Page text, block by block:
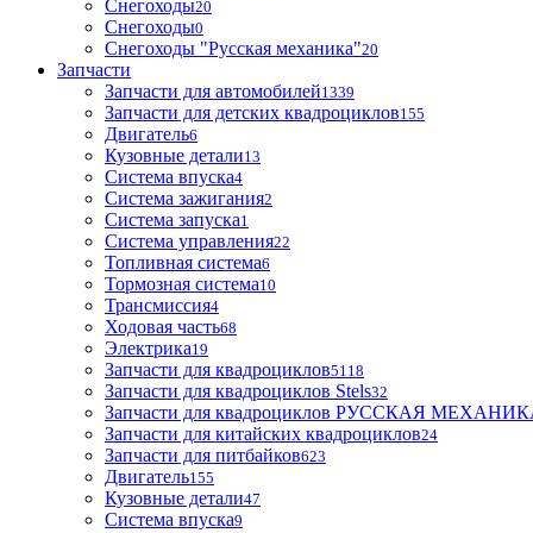
Снегоходы20
Снегоходы0
Снегоходы "Русская механика"20
Запчасти
Запчасти для автомобилей1339
Запчасти для детских квадроциклов155
Двигатель6
Кузовные детали13
Система впуска4
Система зажигания2
Система запуска1
Система управления22
Топливная система6
Тормозная система10
Трансмиссия4
Ходовая часть68
Электрика19
Запчасти для квадроциклов5118
Запчасти для квадроциклов Stels32
Запчасти для квадроциклов РУССКАЯ
Запчасти для китайских квадроциклов24
Запчасти для питбайков623
Двигатель155
Кузовные детали47
Система впуска9